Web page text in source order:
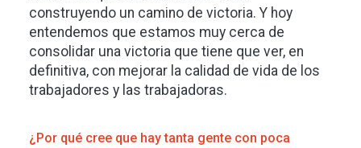
construyendo un camino de victoria. Y hoy
entendemos que estamos muy cerca de
consolidar una victoria que tiene que ver, en
definitiva, con mejorar la calidad de vida de los
trabajadores y las trabajadoras.
¿Por qué cree que hay tanta gente con poca